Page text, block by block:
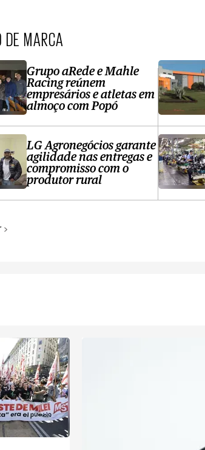
DE MARCA
Grupo aRede e Mahle
Racing reúnem
empresários e atletas em
almoço com Popó
LG Agronegócios garante
agilidade nas entregas e
compromisso com o
produtor rural